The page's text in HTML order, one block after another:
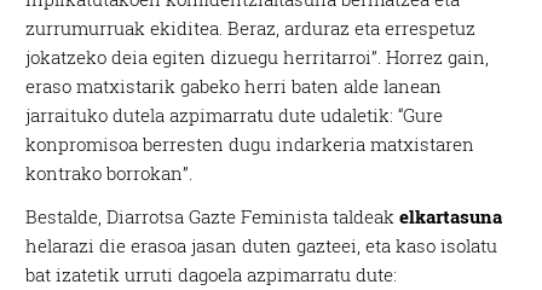
zurrumurruak ekiditea. Beraz, arduraz eta errespetuz
jokatzeko deia egiten dizuegu herritarroi”. Horrez gain,
eraso matxistarik gabeko herri baten alde lanean
jarraituko dutela azpimarratu dute udaletik: “Gure
konpromisoa berresten dugu indarkeria matxistaren
kontrako borrokan”.
Bestalde, Diarrotsa Gazte Feminista taldeakelkartasuna
helarazi die erasoa jasan duten gazteei, eta kaso isolatu
bat izatetik urruti dagoela azpimarratu dute: